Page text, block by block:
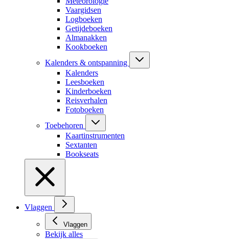
Vaargidsen
Logboeken
Getijdeboeken
Almanakken
Kookboeken
Kalenders & ontspanning
Kalenders
Leesboeken
Kinderboeken
Reisverhalen
Fotoboeken
Toebehoren
Kaartinstrumenten
Sextanten
Bookseats
Vlaggen
Vlaggen
Bekijk alles